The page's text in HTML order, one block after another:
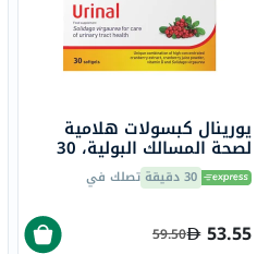
يورينال كبسولات هلامية
لصحة المسالك البولية، 30
قطعة 30 دقيقة تصلك في
53.55
59.50